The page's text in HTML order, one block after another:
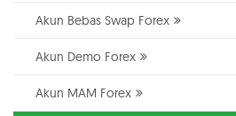
Akun Bebas Swap Forex
Akun Demo Forex
Akun MAM Forex